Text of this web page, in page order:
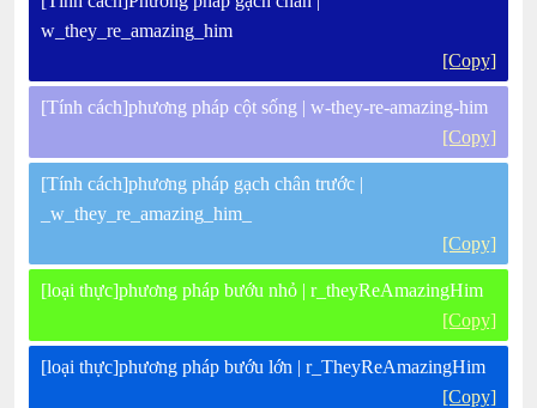
w_they_re_amazing_him
[Copy]
[Tính cách]phương pháp cột sống | w-they-re-amazing-him
[Copy]
[Tính cách]phương pháp gạch chân trước |
_w_they_re_amazing_him_
[Copy]
[loại thực]phương pháp bướu nhỏ | r_theyReAmazingHim
[Copy]
[loại thực]phương pháp bướu lớn | r_TheyReAmazingHim
[Copy]